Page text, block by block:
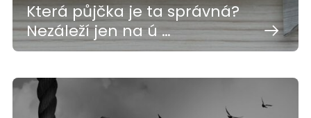
Která půjčka je ta správná?
Nezáleží jen na ú …